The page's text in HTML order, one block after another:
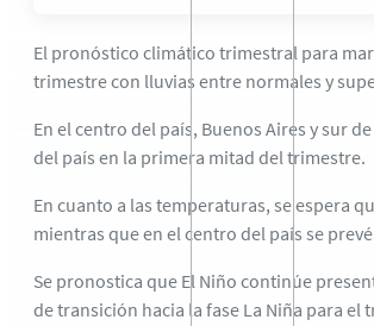
El pronóstico climático trimestral para
trimestre con lluvias entre normales y
En el centro del país, Buenos Aires y sur
del país en la primera mitad del trimestre.
En cuanto a las temperaturas, se espera
mientras que en el centro del país se
Se pronostica que El Niño continúe
de transición hacia la fase La Niña para